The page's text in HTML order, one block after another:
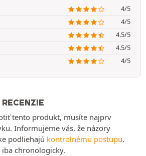
4/5
4/5
4.5/5
4.5/5
4/5
tento produkt, musíte najprv
Informujeme vás, že názory
podliehajú kontrolnému postupu.
chronologicky.